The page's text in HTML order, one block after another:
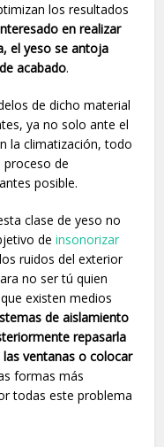
los resultados
en realizar
el yeso se antoja
acabado.
de dicho material
ya no solo ante el
la climatización, todo
de
posible.
clase de yeso no
deinsonorizar
ruidos del exterior
no ser tú quien
existen medios
de aislamiento
repasarla
ventanas o colocar
formas más
todas este problema